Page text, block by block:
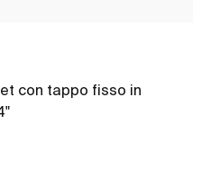
con tappo fisso in